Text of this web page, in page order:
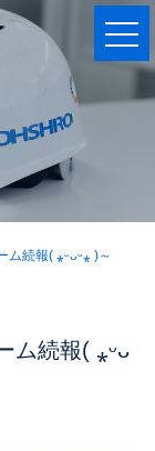
続報( ⁎ᵕᴗᵕ⁎ )～
ム続報( ⁎ᵕᴗ